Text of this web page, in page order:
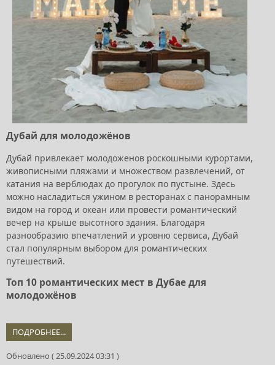
Дубай для молодожёнов
Дубай привлекает молодоженов роскошными курортами,
живописными пляжами и множеством развлечений, от
катания на верблюдах до прогулок по пустыне. Здесь
можно насладиться ужином в ресторанах с панорамным
видом на город и океан или провести романтический
вечер на крыше высотного здания. Благодаря
разнообразию впечатлений и уровню сервиса, Дубай
стал популярным выбором для романтических
путешествий.
Топ 10 романтических мест в Дубае для
молодожёнов
ПОДРОБНЕЕ...
Обновлено ( 25.09.2024 03:31 )